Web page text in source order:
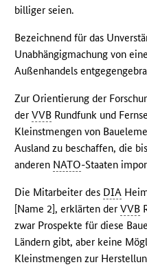
billiger seien.
Bezeichnend für das
Unabhängigmachung von
Außenhandels
Zur Orientierung der
derVVB Rundfunk und
Kleinstmengen von
Ausland zu beschaffen, die
anderen NATO-Staaten
Die Mitarbeiter des DIA
[Name 2], erklärten derVVB
zwar Prospekte für diese
Ländern gibt, aber keine
Kleinstmengen zur